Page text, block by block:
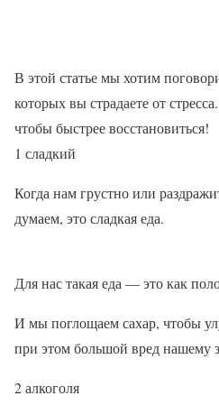
В этой статье мы хотим
которых вы страдаете от
чтобы быстрее восстановиться!
1 сладкий
Когда нам грустно или
думаем, это сладкая еда.
Для нас такая еда — это как
И мы поглощаем сахар, чтобы
при этом большой вред нашему
2 алкоголя